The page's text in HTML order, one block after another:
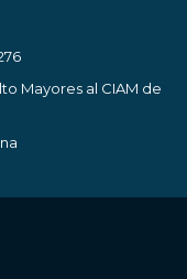
Mayores al CIAM de